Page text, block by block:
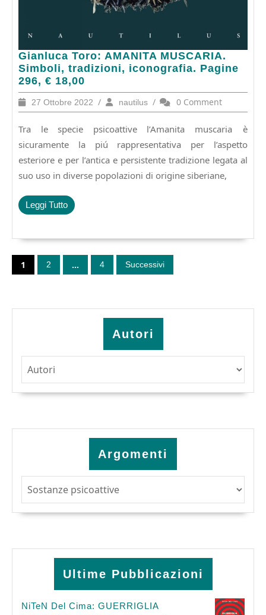
Gianluca Toro: AMANITA MUSCARIA.
Simboli, tradizioni, iconografia. Pagine
296, € 18,00
Gianluca
Toro:
AMANITA
MUSCARIA.
Simboli,
iconografia.
Pagine
296,
18,00
27 Ottobre 2022 27
Ottobre
2022
/ nautilusnautilus
/ 0 Comment
Tra le specie psicoattive l’Amanita muscaria è
sicuramente la piú rappresentativa per l’aspetto
esteriore e per l’antica e persistente tradizione legata al
suo uso in diverse popolazioni di origine siberiane,
Leggi TuttoLeggi
Tutto
degli
1 2 … 4 Successivi
Autori
Argomenti
Ultime Pubblicazioni
NiTeN Del Cima: GUERRIGLIA